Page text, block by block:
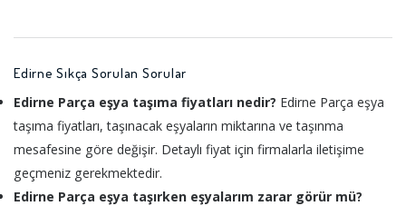
Edirne Sıkça Sorulan Sorular
Edirne Parça eşya taşıma fiyatları nedir? Edirne Parça eşya
taşıma fiyatları, taşınacak eşyaların miktarına ve taşınma
mesafesine göre değişir. Detaylı fiyat için firmalarla iletişime
geçmeniz gerekmektedir.
Edirne Parça eşya taşırken eşyalarım zarar görür mü?